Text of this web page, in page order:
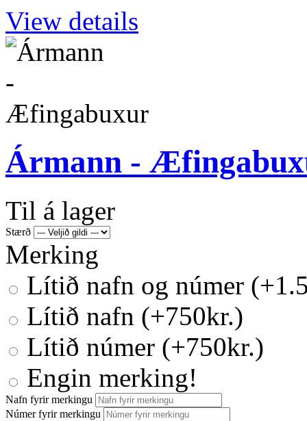
View details
Ármann -
Til á lager
Stærð
Merking
Lítið nafn og númer
Lítið nafn (+750kr.)
Lítið númer (+750kr.)
Engin merking!
Nafn fyrir merkingu
Númer fyrir merkingu